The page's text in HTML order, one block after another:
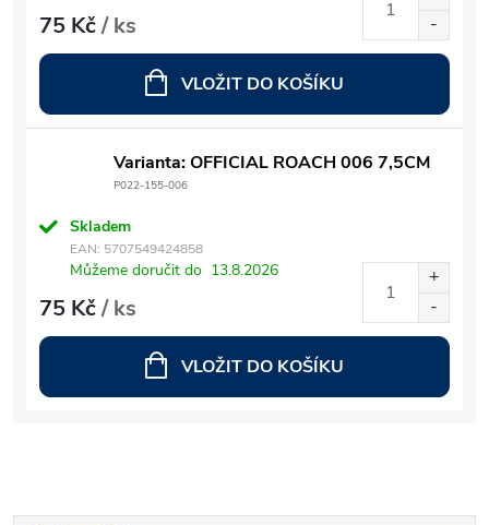
75 Kč/ ks
VLOŽIT DO KOŠÍKU
Varianta: OFFICIAL ROACH 006 7,5CM
P022-155-006
Skladem
EAN: 5707549424858
Můžeme doručit do 13.8.2026
75 Kč/ ks
VLOŽIT DO KOŠÍKU